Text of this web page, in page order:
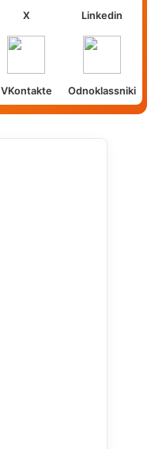
X Linkedin
VKontakte Odnoklassniki